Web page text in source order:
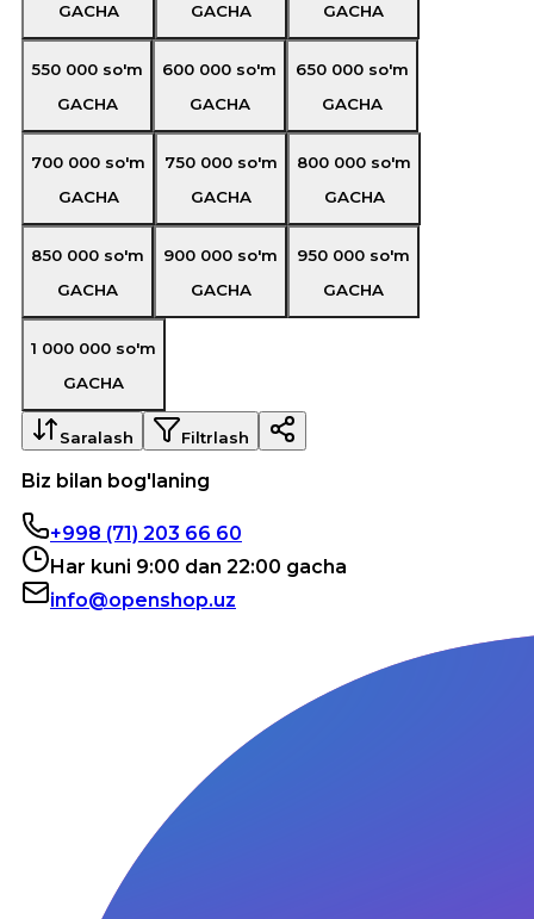
GACHA
GACHA
GACHA
550 000 so'm
GACHA
600 000 so'm
GACHA
650 000 so'm
GACHA
700 000 so'm
GACHA
750 000 so'm
GACHA
800 000 so'm
GACHA
850 000 so'm
GACHA
900 000 so'm
GACHA
950 000 so'm
GACHA
1 000 000 so'm
GACHA
Saralash Filtrlash
Biz bilan bog'laning
+998 (71) 203 66 60
Har kuni 9:00 dan 22:00 gacha
info@openshop.uz